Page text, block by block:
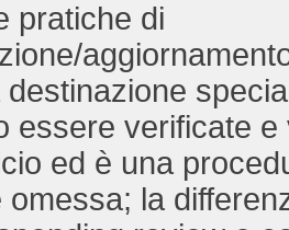
pratiche di
destinazione
essere verificate e
ed è una
omessa; la